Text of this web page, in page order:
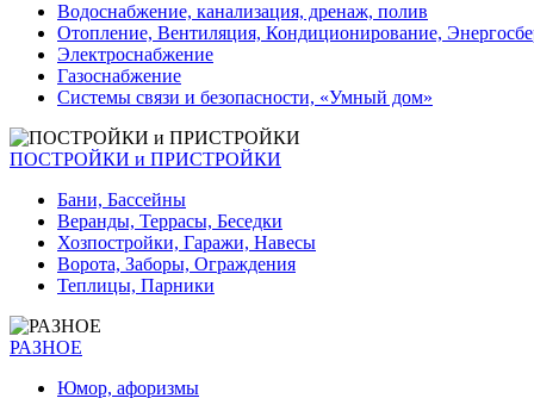
Водоснабжение, канализация, дренаж, полив
Отопление, Вентиляция, Кондиционирование,
Электроснабжение
Газоснабжение
Системы связи и безопасности, «Умный дом»
ПОСТРОЙКИ и ПРИСТРОЙКИ
Бани, Бассейны
Веранды, Террасы, Беседки
Хозпостройки, Гаражи, Навесы
Ворота, Заборы, Ограждения
Теплицы, Парники
РАЗНОЕ
Юмор, афоризмы